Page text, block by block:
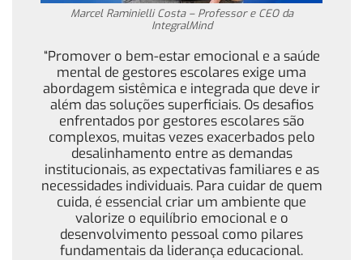
Marcel Raminielli Costa – Professor e CEO da
IntegralMind
“Promover o bem-estar emocional e a saúde
mental de gestores escolares exige uma
abordagem sistêmica e integrada que deve ir
além das soluções superficiais. Os desafios
enfrentados por gestores escolares são
complexos, muitas vezes exacerbados pelo
desalinhamento entre as demandas
institucionais, as expectativas familiares e as
necessidades individuais. Para cuidar de quem
cuida, é essencial criar um ambiente que
valorize o equilíbrio emocional e o
desenvolvimento pessoal como pilares
fundamentais da liderança educacional.